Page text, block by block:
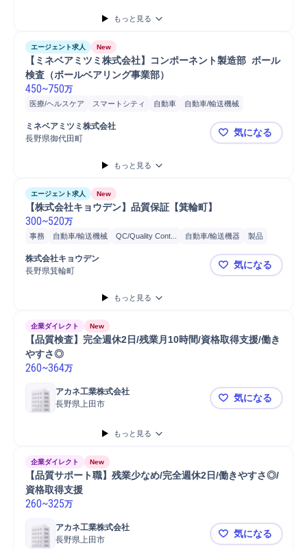
もっと見る
エージェント求人 New
【ミネベアミツミ株式会社】コンポーネント製造部  ボール
検査（ボールベアリング事業部）
450~750万
医療/ヘルスケア スマートシティ 自動車
自動車/輸送機械
部品/原料品質監査
自動車/輸送機器
梱包/包装
工場 精密機械
機械加工
ミネベアミツミ株式会社
長野県御代田町
気になる
もっと見る
エージェント求人 New
【株式会社キョウデン】品質保証【箕輪町】
300~520万
事務 自動車/輸送機械 QC/Quality Cont... 自動車/輸送機器
製品
自動車
株式会社キョウデン
長野県箕輪町
【株式会社
気になる
もっと見る
企業ダイレクト New
【品質検査】完全週休2日/残業月10時間/資格取得支援/働き
やすさ◎
260~364万
アカネ工業株式会社
長野県上田市
【品質検査
気になる
もっと見る
企業ダイレクト New
【品質サポート職】残業少なめ/完全週休2日/働きやすさ◎/
資格取得支援
260~325万
アカネ工業株式会社
長野県上田市
【品質サポ
気になる